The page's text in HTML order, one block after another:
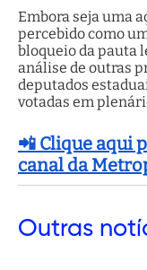
Embora seja uma
percebido como
bloqueio da pauta
análise de outras
deputados
votadas em
📲 Clique aqui
canal da
Outras